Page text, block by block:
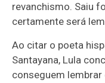
revanchismo. Saiu
certamente será
Ao citar o poeta
Santayana, Lula
conseguem